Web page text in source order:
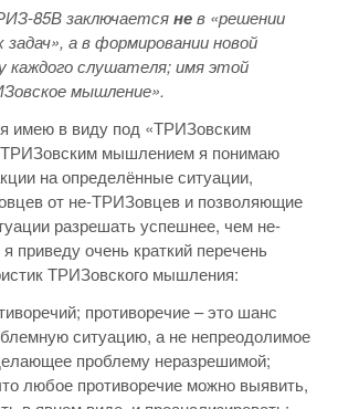
85В заключаетсянев «решении
а в формировании новой
каждого слушателя; имя этой
мышление».
имею в виду под «ТРИЗовским
мышлением я понимаю
на определённые ситуации,
от не-ТРИЗовцев и позволяющие
разрешать успешнее, чем не-
приведу очень краткий перечень
ТРИЗовского мышления:
противоречие – это шанс
ситуацию, а не непреодолимое
проблему неразрешимой;
любое противоречие можно выявить,